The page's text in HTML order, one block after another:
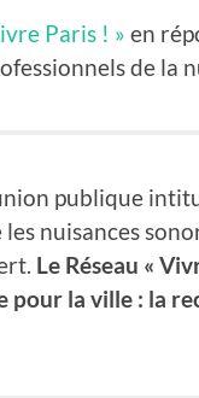
Paris ! » en
de la
publique
nuisances
Le Réseau «
la ville : la